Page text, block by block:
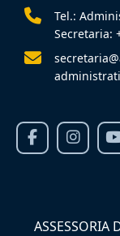
Tel.:
Secretaria:
ASSESSORIA